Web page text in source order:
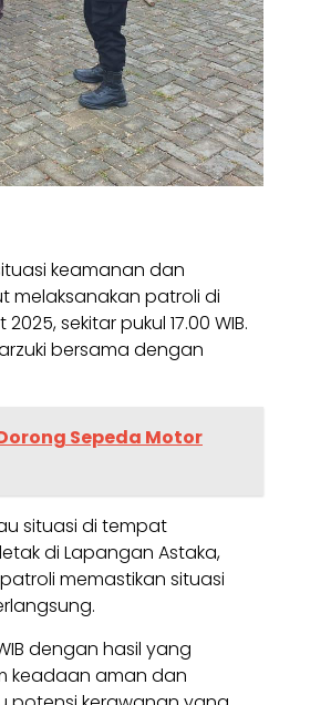
keamanan dan
melaksanakan patroli di
sekitar pukul 17.00 WIB.
bersama dengan
Sepeda Motor
situasi di tempat
di Lapangan Astaka,
memastikan situasi
dengan hasil yang
keadaan aman dan